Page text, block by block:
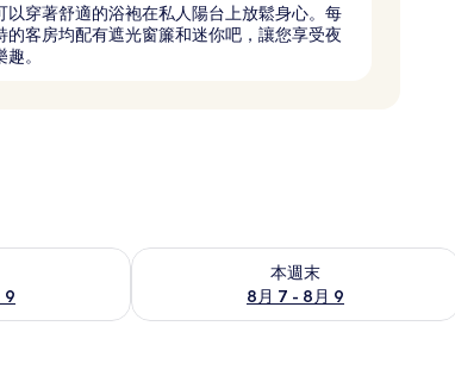
以穿著舒適的浴袍在私人陽台上放鬆身心。每
的客房均配有遮光窗簾和迷你吧，讓您享受夜
。
9
供應情況
本週末
8月 7 - 8月 9
查看本週末 (8月 7 - 8月 9) 的供應情況